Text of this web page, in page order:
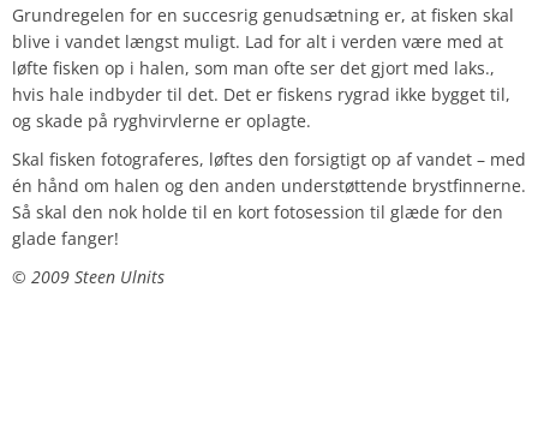
Grundregelen for en succesrig genudsætning er, at fisken skal
blive i vandet længst muligt. Lad for alt i verden være med at
løfte fisken op i halen, som man ofte ser det gjort med laks.,
hvis hale indbyder til det. Det er fiskens rygrad ikke bygget til,
og skade på ryghvirvlerne er oplagte.
Skal fisken fotograferes, løftes den forsigtigt op af vandet – med
én hånd om halen og den anden understøttende brystfinnerne.
Så skal den nok holde til en kort fotosession til glæde for den
glade fanger!
© 2009 Steen Ulnits